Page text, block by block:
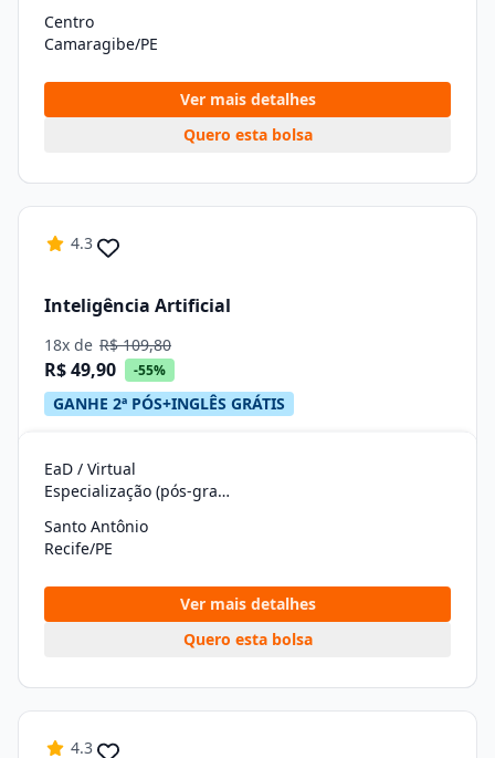
Centro
Camaragibe/PE
Ver mais detalhes
Quero esta bolsa
4.3
Inteligência Artificial
18x de R$ 109,80
R$ 49,90 -55%
GANHE 2ª PÓS+INGLÊS GRÁTIS
EaD / Virtual
Especialização (pós-graduação)
Santo Antônio
Recife/PE
Ver mais detalhes
Quero esta bolsa
4.3